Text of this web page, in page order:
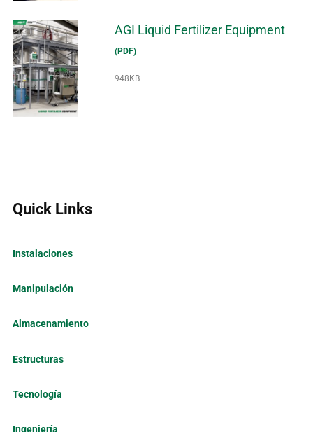
AGI Liquid Fertilizer Equipment
(PDF)
948KB
Quick Links
Instalaciones
Manipulación
Almacenamiento
Estructuras
Tecnología
Ingeniería